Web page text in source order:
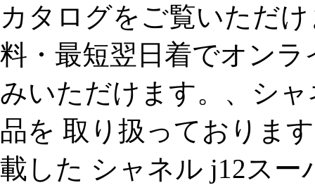
カタログをご覧いただ
料・最短翌日着でオン
みいただけます。、シ
品を 取り扱っておりま
載した シャネル j12スー